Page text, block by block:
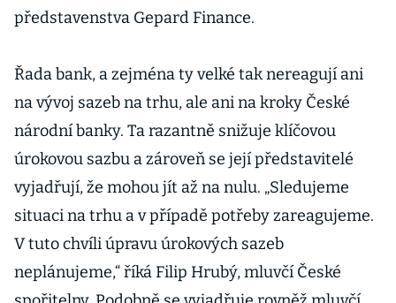
představenstva Gepard Finance.
Řada bank, a zejména ty velké tak nereagují ani
na vývoj sazeb na trhu, ale ani na kroky České
národní banky. Ta razantně snižuje klíčovou
úrokovou sazbu a zároveň se její představitelé
vyjadřují, že mohou jít až na nulu. „Sledujeme
situaci na trhu a v případě potřeby zareagujeme.
V tuto chvíli úpravu úrokových sazeb
neplánujeme,“ říká Filip Hrubý, mluvčí České